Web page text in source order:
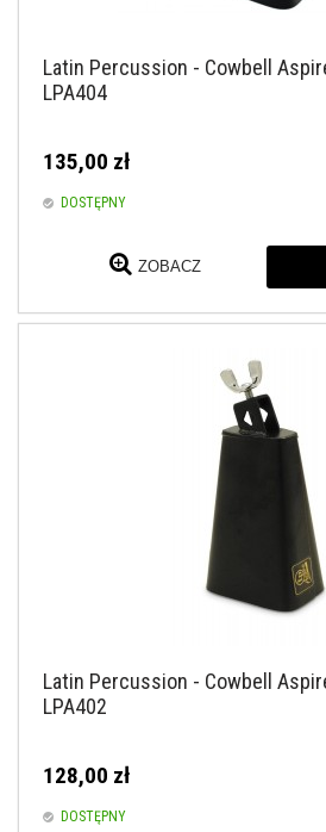
Latin Percussion - Cowbell
LPA404
135,00 zł
DOSTĘPNY
ZOBACZ
Latin Percussion - Cowbell
LPA402
128,00 zł
DOSTĘPNY